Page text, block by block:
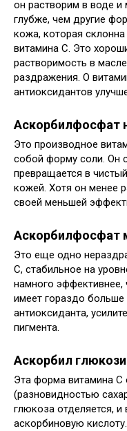
он растворим в воде
глубже, чем другие
кожа, которая
витамина С. Это
растворимость в
раздражения. О
антиоксидантов
Аскорбилфосфат
Это производное
собой форму соли. Он
превращается в
кожей. Хотя он менее
своей меньшей
Аскорбилфосфат
Это еще одно
С, стабильное на
намного эффективнее,
имеет гораздо больше
антиоксиданта,
пигмента.
Аскорбил
Эта форма витамина С
(разновидностью
глюкоза отделяется, и
аскорбиновую